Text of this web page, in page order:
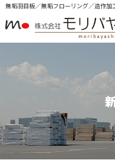
無垢⽻⽬板／無垢フローリング／造作